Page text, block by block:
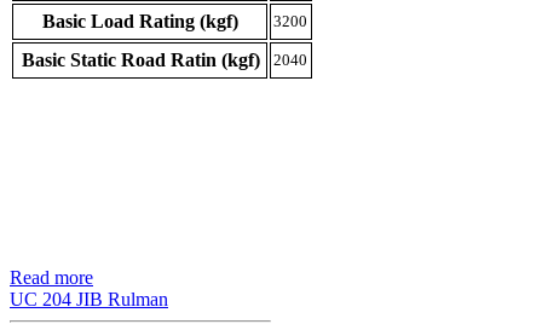
Basic Load Rating (kgf) 3200
Basic Static Road Ratin (kgf) 2040
Read more
UC 204 JIB Rulman